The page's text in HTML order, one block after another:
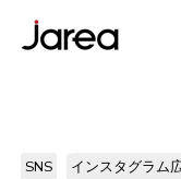
SNS インスタグラム